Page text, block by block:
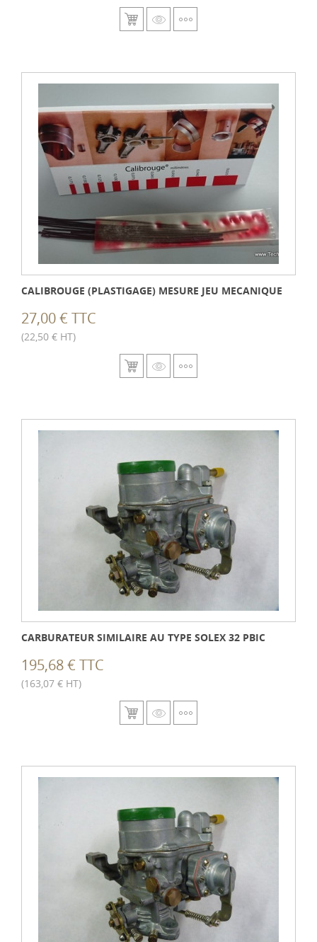
CALIBROUGE (PLASTIGAGE) MESURE JEU MECANIQUE
27,00 € TTC
(22,50 € HT)
CARBURATEUR SIMILAIRE AU TYPE SOLEX 32 PBIC
195,68 € TTC
(163,07 € HT)